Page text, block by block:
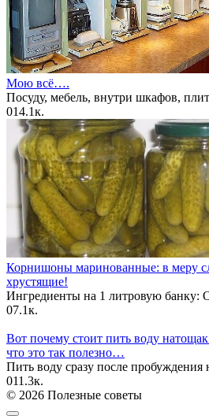
Мою всё….
Посуду, мебель, внутри шкафов,
014.1к.
Корнишоны маринованные: в меру
хрустящие!
Ингредиенты на 1 литровую банку:
07.1к.
Вот почему стоит пить воду
что это так полезно…
Пить воду сразу после
011.3к.
© 2026 Полезные советы